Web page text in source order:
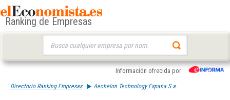
Ranking de Empresas
Información ofrecida por
Directorio Ranking Empresas Aechelon Technology Espana S.a.